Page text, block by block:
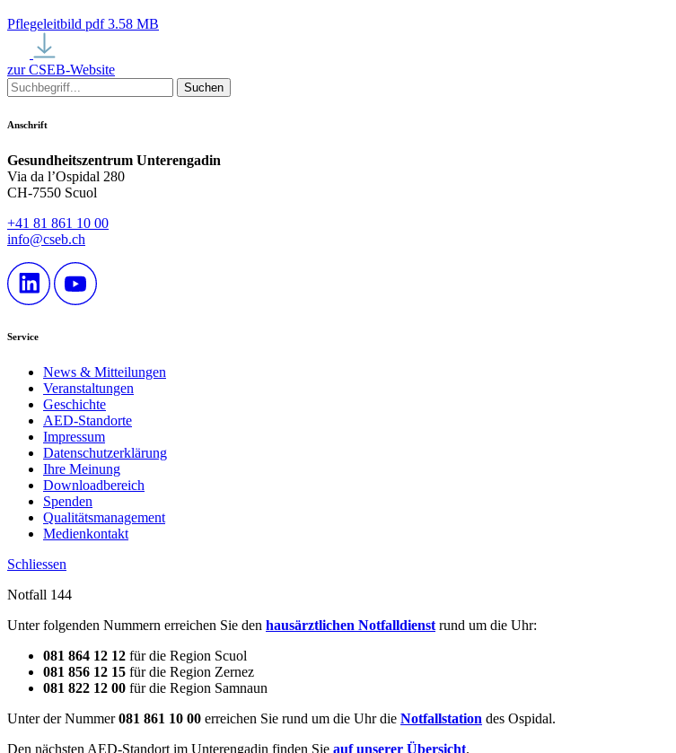
Pflegeleitbild pdf 3.58 MB
zur CSEB-Website
Anschrift
Gesundheitszentrum Unterengadin
Via da l’Ospidal 280
CH-7550 Scuol
+41 81 861 10 00
info@cseb.ch
Service
News & Mitteilungen
Veranstaltungen
Geschichte
AED-Standorte
Impressum
Datenschutzerklärung
Ihre Meinung
Downloadbereich
Spenden
Qualitätsmanagement
Medienkontakt
Schliessen
Notfall 144
Unter folgenden Nummern erreichen Sie den hausärztlichen Notfalldienst rund um die Uhr:
081 864 12 12 für die Region Scuol
081 856 12 15 für die Region Zernez
081 822 12 00 für die Region Samnaun
Unter der Nummer081 861 10 00 erreichen Sie rund um die Uhr die Notfallstation des Ospidal.
Den nächsten AED-Standort im Unterengadin finden Sie auf unserer Übersicht.